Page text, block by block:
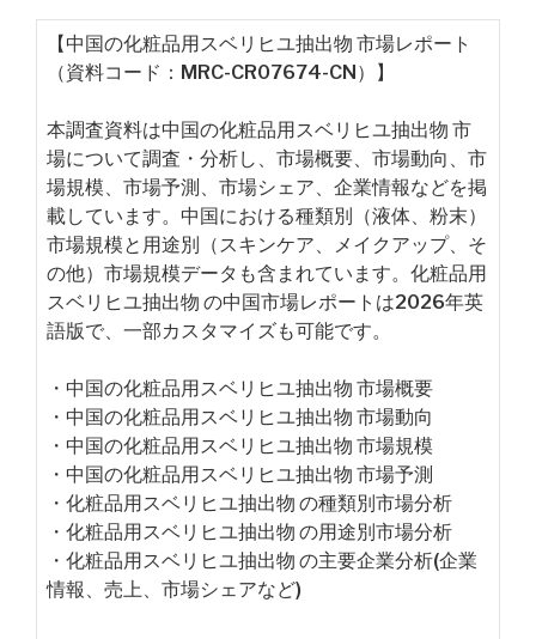
【中国の化粧品用スベリヒユ抽出物 市場レポート
（資料コード：MRC-CR07674-CN）】
本調査資料は中国の化粧品用スベリヒユ抽出物 市
場について調査・分析し、市場概要、市場動向、市
場規模、市場予測、市場シェア、企業情報などを掲
載しています。中国における種類別（液体、粉末）
市場規模と用途別（スキンケア、メイクアップ、そ
の他）市場規模データも含まれています。化粧品用
スベリヒユ抽出物 の中国市場レポートは2026年英
語版で、一部カスタマイズも可能です。
・中国の化粧品用スベリヒユ抽出物 市場概要
・中国の化粧品用スベリヒユ抽出物 市場動向
・中国の化粧品用スベリヒユ抽出物 市場規模
・中国の化粧品用スベリヒユ抽出物 市場予測
・化粧品用スベリヒユ抽出物 の種類別市場分析
・化粧品用スベリヒユ抽出物 の用途別市場分析
・化粧品用スベリヒユ抽出物 の主要企業分析(企業
情報、売上、市場シェアなど)